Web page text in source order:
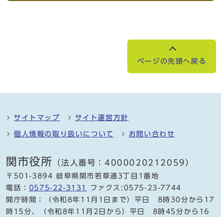
ページの先頭へ戻る
サイトマップ サイト運営方針
個人情報の取り扱いについて お問い合わせ
関市役所 （法人番号：4000020212059）
〒501-3894 岐阜県関市若草通3丁目1番地
電話： 0575-22-3131
ファクス:0575-23-7744
開庁時間：（令和8年11月1日まで）平日 8時30分から17
時15分、（令和8年11月2日から）平日 8時45分から16